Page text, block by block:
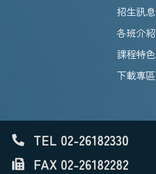
招生訊息
各班介紹
課程特色
下載專區
TEL 02-26182330
FAX 02-26182282